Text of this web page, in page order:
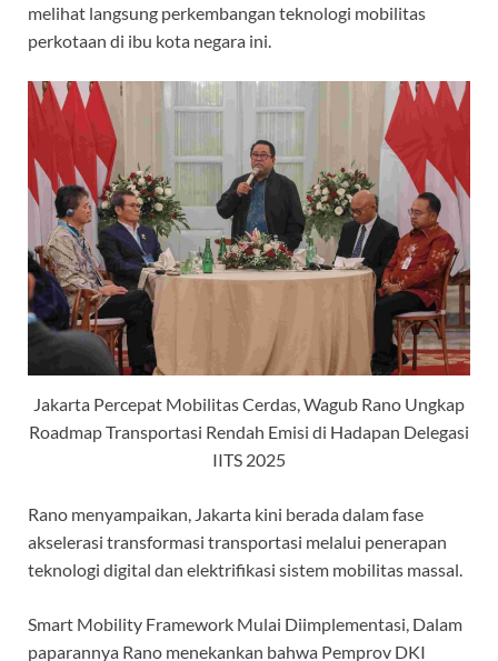
melihat langsung perkembangan teknologi mobilitas
perkotaan di ibu kota negara ini.
Jakarta Percepat Mobilitas Cerdas, Wagub Rano Ungkap
Roadmap Transportasi Rendah Emisi di Hadapan Delegasi
IITS 2025
Rano menyampaikan, Jakarta kini berada dalam fase
akselerasi transformasi transportasi melalui penerapan
teknologi digital dan elektrifikasi sistem mobilitas massal.
Smart Mobility Framework Mulai Diimplementasi, Dalam
paparannya Rano menekankan bahwa Pemprov DKI